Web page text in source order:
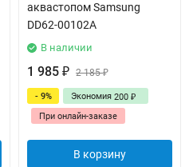
аквастопом Samsung
DD62-00102A
В наличии
1 985 ₽ 2 185₽
- 9% Экономия 200 ₽
При онлайн-заказе
В корзину